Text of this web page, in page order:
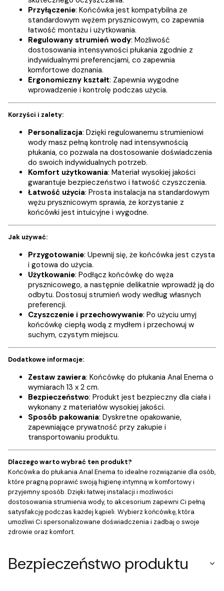
Przyłączenie: Końcówka jest kompatybilna ze
standardowym wężem prysznicowym, co zapewnia
łatwość montażu i użytkowania.
Regulowany strumień wody: Możliwość
dostosowania intensywności płukania zgodnie z
indywidualnymi preferencjami, co zapewnia
komfortowe doznania.
Ergonomiczny kształt: Zapewnia wygodne
wprowadzenie i kontrolę podczas użycia.
Korzyści i zalety:
Personalizacja: Dzięki regulowanemu strumieniowi
wody masz pełną kontrolę nad intensywnością
płukania, co pozwala na dostosowanie doświadczenia
do swoich indywidualnych potrzeb.
Komfort użytkowania: Materiał wysokiej jakości
gwarantuje bezpieczeństwo i łatwość czyszczenia.
Łatwość użycia: Prosta instalacja na standardowym
wężu prysznicowym sprawia, że korzystanie z
końcówki jest intuicyjne i wygodne.
Jak używać:
Przygotowanie: Upewnij się, że końcówka jest czysta
i gotowa do użycia.
Użytkowanie: Podłącz końcówkę do węża
prysznicowego, a następnie delikatnie wprowadź ją do
odbytu. Dostosuj strumień wody według własnych
preferencji.
Czyszczenie i przechowywanie: Po użyciu umyj
końcówkę ciepłą wodą z mydłem i przechowuj w
suchym, czystym miejscu.
Dodatkowe informacje:
Zestaw zawiera: Końcówkę do płukania Anal Enema o
wymiarach 13 x 2 cm.
Bezpieczeństwo: Produkt jest bezpieczny dla ciała i
wykonany z materiałów wysokiej jakości.
Sposób pakowania: Dyskretne opakowanie,
zapewniające prywatność przy zakupie i
transportowaniu produktu.
Dlaczego warto wybrać ten produkt?
Końcówka do płukania Anal Enema to idealne rozwiązanie dla osób,
które pragną poprawić swoją higienę intymną w komfortowy i
przyjemny sposób. Dzięki łatwej instalacji i możliwości
dostosowania strumienia wody, to akcesorium zapewni Ci pełną
satysfakcję podczas każdej kąpieli. Wybierz końcówkę, która
umożliwi Ci spersonalizowane doświadczenia i zadbaj o swoje
zdrowie oraz komfort.
Bezpieczeństwo produktu